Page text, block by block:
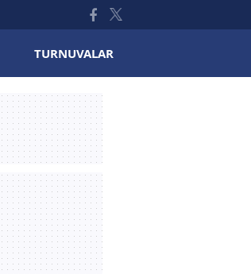
TURNUVALAR